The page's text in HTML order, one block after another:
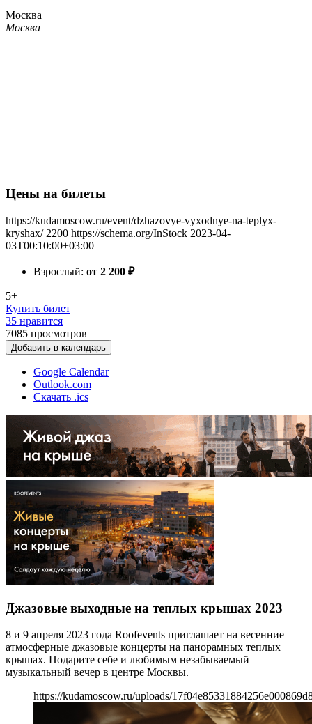
Москва
Москва
Цены на билеты
https://kudamoscow.ru/event/dzhazovye-vyxodnye-na-teplyx-
kryshax/ 2200 https://schema.org/InStock 2023-04-
03T00:10:00+03:00
Взрослый: от 2 200 ₽
5+
Купить билет
35 нравится
7085 просмотров
Добавить в календарь
Google Calendar
Outlook.com
Скачать .ics
Джазовые выходные на теплых крышах 2023
8 и 9 апреля 2023 года Roofevents приглашает на весенние
атмосферные джазовые концерты на панорамных теплых
крышах. Подарите себе и любимым незабываемый
музыкальный вечер в центре Москвы.
https://kudamoscow.ru/uploads/